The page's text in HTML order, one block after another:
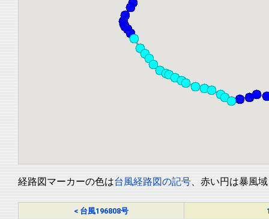
経路図マーカーの色は台風経路図の記号、赤い円は暴風
< 台風196808号